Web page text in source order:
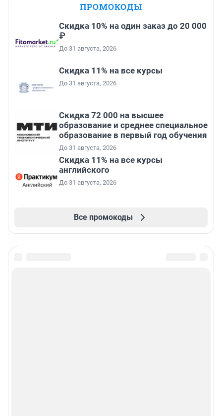
ПРОМОКОДЫ
Скидка 10% на один заказ до 20 000
₽
До 31 августа, 2026
Скидка 11% на все курсы
До 31 августа, 2026
Скидка 72 000 на высшее
образование и среднее специальное
образование в первый год обучения
До 31 августа, 2026
Скидка 11% на все курсы
английского
До 31 августа, 2026
Все промокоды